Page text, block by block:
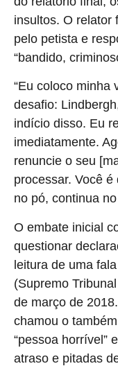
insultos. O relator
pelo petista e
“bandido,
“Eu coloco minha
desafio:
indício disso. Eu
imediatamente.
renuncie o seu
processar. Você
no pó, continua
O embate inicial
questionar
leitura de uma
(Supremo
de março de
chamou o
“pessoa horrível”
atraso e pitadas